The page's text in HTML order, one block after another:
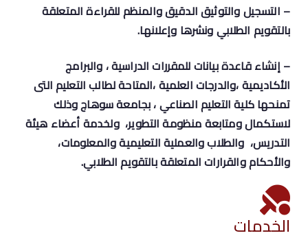
– التسجيل والتوثيق الدقيق والمنظم للقراءة المتعلقة
بالتقويم الطلابي ونشرها وإعلانها.
– إنشاء قاعدة بيانات للمقررات الدراسية ، والبرامج
الأكاديمية ،والدرجات العلمية ،المتاحة لطالب التعليم التى
تمنحها كلية التعليم الصناعي ، بجامعة سوهاج وذلك
لاستكمال ومتابعة منظومة التطوير، ولخدمة أعضاء هيئة
التدريس، والطلاب والعملية التعليمية والمعلومات،
والأحكام والقرارات المتعلقة بالتقويم الطلابي.
الخدمات